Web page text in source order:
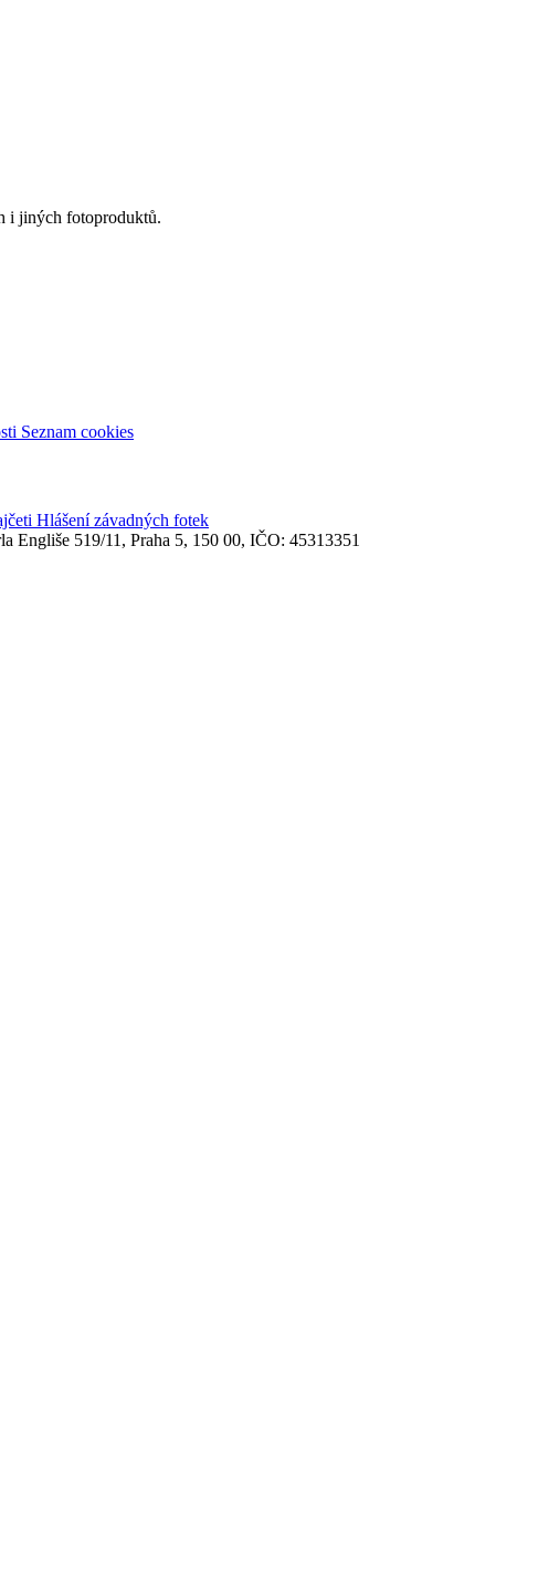
i jiných fotoproduktů.
Seznam cookies
Hlášení závadných fotek
Engliše 519/11, Praha 5, 150 00, IČO: 45313351